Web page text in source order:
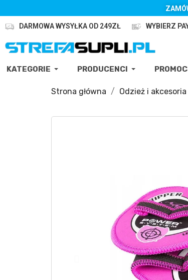
DARMOWA WYSYŁKA OD 249ZŁ WYBIERZ
KATEGORIE PRODUCENCI
Strona główna Odzież i akcesoria